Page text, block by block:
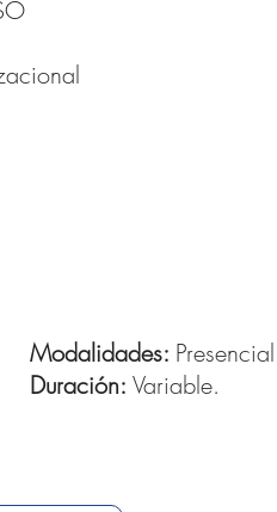
Modalidades:
Duración: Variable.